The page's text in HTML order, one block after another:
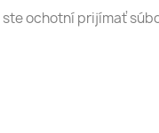
ochotní prijímať